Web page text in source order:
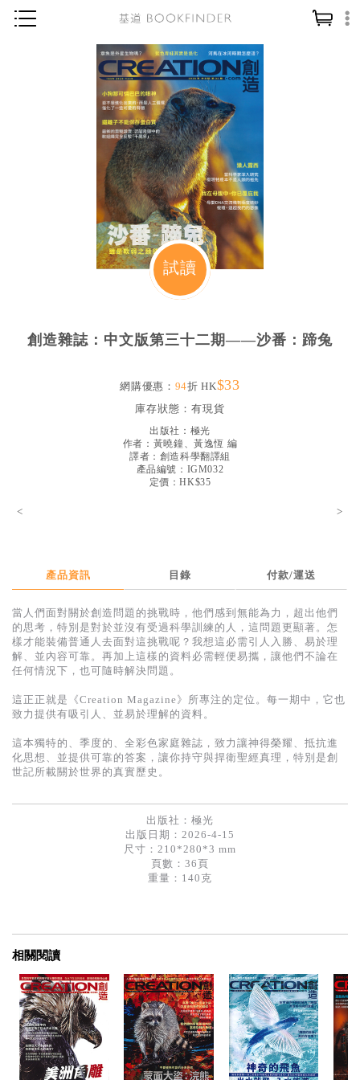
神學／教義
讀經／研經
聖經
信仰入門
教會歷史
靈修／禱告
信徒生活
教會事工
哲學／宗教比較
暢銷榜
中文二手書
英文二手書
精選英文書
電子書
基道 Top 50
試讀
創造雜誌：中文版第三十二期——沙番：蹄兔
網購優惠： 94折 HK$33
庫存狀態： 有現貨
出版社： 極光
作者： 黃曉鐘、黃逸恆 編
譯者： 創造科學翻譯組
產品編號：IGM032
定價：HK$35
< >
產品資訊 目錄 付款/運送
當人們面對關於創造問題的挑戰時，他們感到無能為力，超出他們
的思考，特別是對於並沒有受過科學訓練的人，這問題更顯著。怎
樣才能裝備普通人去面對這挑戰呢？我想這必需引人入勝、易於理
解、並內容可靠。再加上這樣的資料必需輕便易攜，讓他們不論在
任何情況下，也可隨時解決問題。
這正正就是《Creation Magazine》所專注的定位。每一期中，它也
致力提供有吸引人、並易於理解的資料。
這本獨特的、季度的、全彩色家庭雜誌，致力讓神得榮耀、抵抗進
化思想、並提供可靠的答案，讓你持守與捍衛聖經真理，特別是創
世記所載關於世界的真實歷史。
出版社： 極光
出版日期：2026-4-15
尺寸：210*280*3 mm
頁數：36頁
重量：140克
相關閱讀